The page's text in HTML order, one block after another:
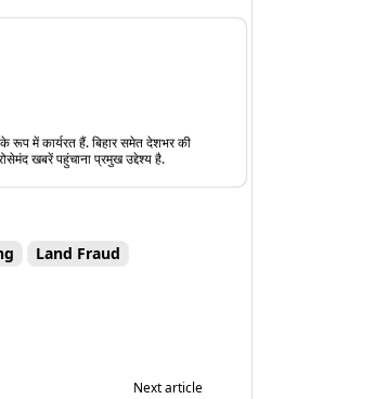
रूप में कार्यरत हैं. बिहार समेत देशभर की
खबरें पहुंचाना प्रमुख उद्देश्य है.
Land Fraud
Next article